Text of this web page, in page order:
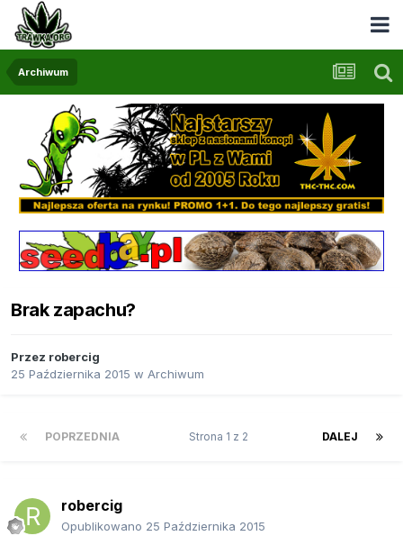
Archiwum
Brak zapachu?
Przez robercig
25 Października 2015 w Archiwum
POPRZEDNIA DALEJ
Strona 1 z 2
robercig
Opublikowano 25 Października 2015